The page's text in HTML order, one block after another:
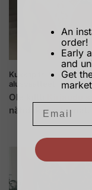
Kukkapitsi leikattu
alusvaatteet
Ole kiltti
nähdäksesi hinnat.
An
order!
Early
and
Get